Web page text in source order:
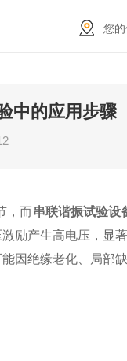
您的
中的应用步骤
，而串联谐振试验设
励产生高电压，
因绝缘老化、局部缺